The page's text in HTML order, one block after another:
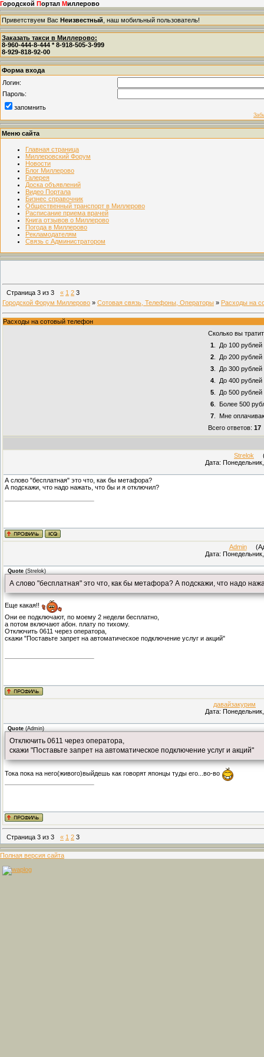
Городской Портал Миллерово
Приветствуем Вас Неизвестный , наш мобильный пользователь!
Заказать такси в Миллерово:
8-960-444-8-444 * 8-918-505-3-999
8-929-818-92-00
Форма входа
Логин:
Пароль:
запомнить
Меню сайта
Главная страница
Миллеровский Форум
Новости
Блог Миллерово
Галерея
Доска объявлений
Видео Портала
Бизнес справочник
Общественный транспорт в Миллерово
Расписание приема врачей
Книга отзывов о Миллерово
Погода в Миллерово
Рекламодателям
Связь с Администратором
Страница 3 из 3 « 1 2 3
Городской Форум Миллерово » Сотовая связь, Телефоны, Операторы » Расходы на
Расходы на сотовый телефон
Сколько вы
1
До 100 рублей
2
До 200 рублей
3
До 300 рублей
4
До 400 рублей
5
До 500 рублей
6
Более 500
7
Мне
Всего ответов: 17
Strelok
Дата:
А слово "бесплатная" это что, как бы метафора?
А подскажи, что надо нажать, что бы и я отключил?
Admin
Дата:
Quote (Strelok)
А слово "бесплатная" это что, как бы метафора? А подскажи, что надо
Еще какая!!
Они ее подключают, по моему 2 недели бесплатно,
а потом включают абон. плату по тихому.
Отключить 0611 через оператора,
скажи "Поставьте запрет на автоматическое подключение услуг и акций"
давайзакурим
Дата:
Quote (Admin)
Отключить 0611 через оператора,
скажи "Поставьте запрет на автоматическое подключение услуг и акций"
Тока пока на него(живого)выйдешь как говорят японцы туды его...во-во
Страница 3 из 3 « 1 2 3
Полная версия сайта